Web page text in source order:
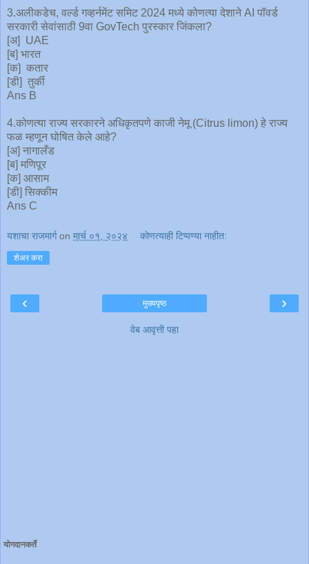
3.अलीकडेच, वर्ल्ड गव्हर्नमेंट समिट 2024 मध्ये कोणत्या देशाने AI पॉवर्ड
सरकारी सेवांसाठी 9वा GovTech पुरस्कार जिंकला?
[अ] UAE
[ब] भारत
[क] कतार
[डी] तुर्की
Ans B
4.कोणत्या राज्य सरकारने अधिकृतपणे काजी नेमू (Citrus limon) हे राज्य
फळ म्हणून घोषित केले आहे?
[अ] नागालँड
[ब] मणिपूर
[क] आसाम
[डी] सिक्कीम
Ans C
यशाचा राजमार्ग on मार्च ०१, २०२४ कोणत्याही टिप्पण्‍या नाहीत:
शेअर करा
‹ ›
मुख्यपृष्ठ
वेब आवृत्ती पहा
योगदानकर्ते